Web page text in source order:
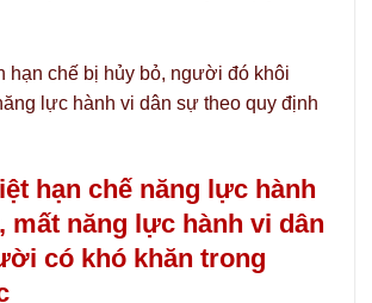
hạn chế bị hủy bỏ, người đó khôi
lực hành vi dân sự theo quy định
hạn chế năng lực hành
mất năng lực hành vi dân
có khó khăn trong